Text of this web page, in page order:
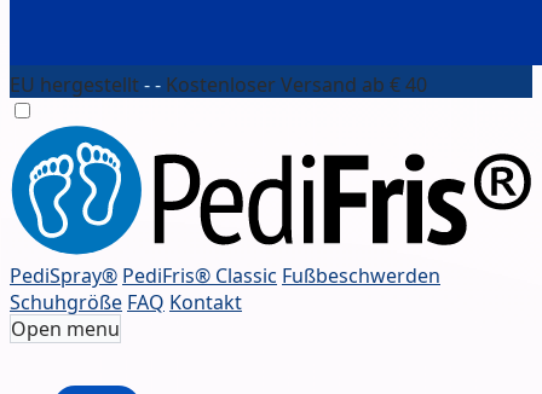
EU hergestellt- - Kostenloser Versand ab € 40
PediSpray® PediFris® Classic Fußbeschwerden
Schuhgröße FAQ Kontakt
Open menu